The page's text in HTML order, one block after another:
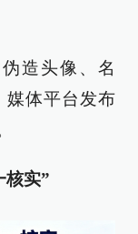
造头像、名
媒体平台发布
核实”